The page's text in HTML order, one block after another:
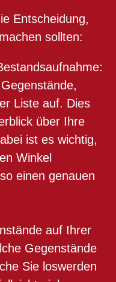
Entscheidung,
sollten:
Liste auf. Dies
über Ihre
ist es wichtig,
Winkel
einen genauen
auf Ihrer
Gegenstände
Sie loswerden